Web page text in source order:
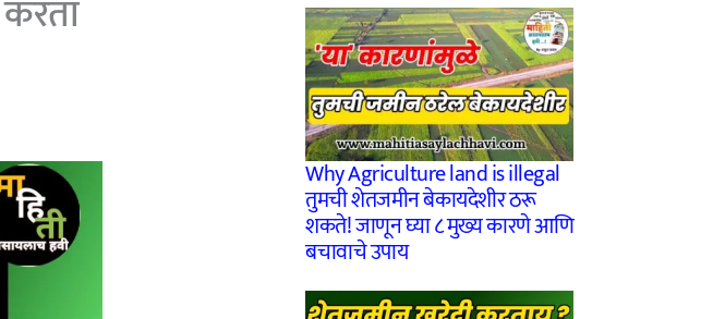
Why Agriculture land is illegal
तुमची शेतजमीन बेकायदेशीर ठरू
शकते! जाणून घ्या ८ मुख्य कारणे आणि
बचावाचे उपाय